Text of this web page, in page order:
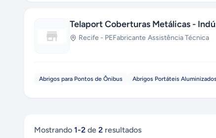
Telaport Coberturas Metálicas -
Recife - PEFabricante·Assistência Técnica
Abrigos para Pontos de Ônibus Abrigos Portáteis
Mostrando 1-2 de 2 resultados